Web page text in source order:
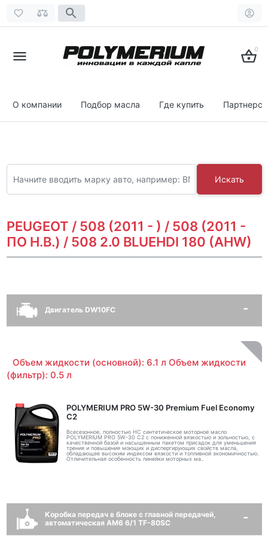
0
О компании Подбор масла Где купить
Искать
PEUGEOT / 508 (2011 - ) / 508 (2011 -
ПО Н.В.) / 508 2.0 BLUEHDI 180 (AHW)
Двигатель DW10FC
Объем жидкости (основной): 6.1 л Объем жидкости
(фильтр): 0.5 л
POLYMERIUM PRO 5W-30 Premium Fuel Economy
С2
Всесезонное, полностью HC синтетическое моторное масло
POLYMERIUM PRO 5W-30 C2 с пониженной вязкостью и зольностью, с
качественной базой и насыщенным пакетом присадок для уменьшения
трения и повышения моющих и диспергирующих свойств масла,
обладающее высоким индексом вязкости и топливной экономичностью.
Отличительная особенность линейки моторных ма..
Коробка передач в блоке с главной передачей,
автоматическая AM6 6/1 TF-80SC